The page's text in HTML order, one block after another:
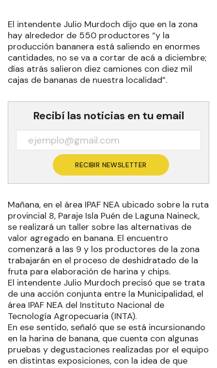
El intendente Julio Murdoch dijo que en la zona
hay alrededor de 550 productores “y la
producción bananera está saliendo en enormes
cantidades, no se va a cortar de acá a diciembre;
días atrás salieron diez camiones con diez mil
cajas de bananas de nuestra localidad”.
Recibí las noticias en tu email
RECIBIR NEWSLETTER
Mañana, en el área IPAF NEA ubicado sobre la ruta
provincial 8, Paraje Isla Puén de Laguna Naineck,
se realizará un taller sobre las alternativas de
valor agregado en banana. El encuentro
comenzará a las 9 y los productores de la zona
trabajarán en el proceso de deshidratado de la
fruta para elaboración de harina y chips.
El intendente Julio Murdoch precisó que se trata
de una acción conjunta entre la Municipalidad, el
área IPAF NEA del Instituto Nacional de
Tecnología Agropecuaria (INTA).
En ese sentido, señaló que se está incursionando
en la harina de banana, que cuenta con algunas
pruebas y degustaciones realizadas por el equipo
en distintas exposiciones, con la idea de que